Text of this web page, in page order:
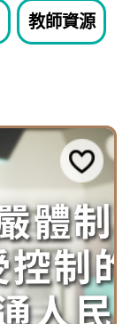
教師資源